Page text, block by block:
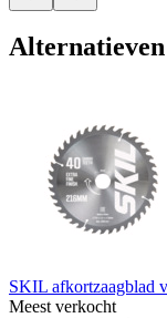
Alternatieven
SKIL afkortzaagblad
Meest verkocht